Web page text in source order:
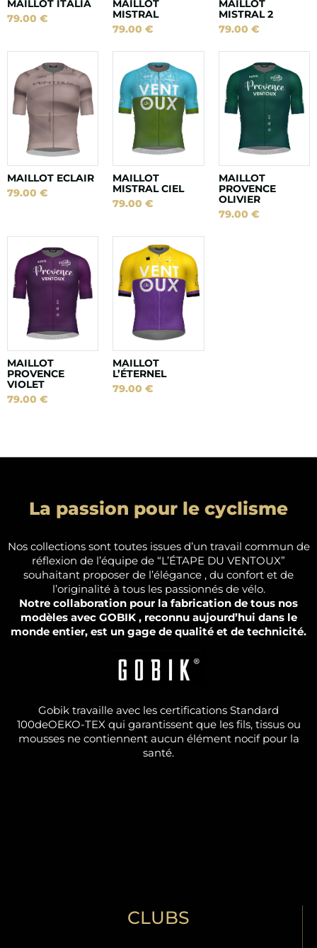
MAILLOT ITALIA
79.00 €
MAILLOT
MISTRAL
79.00€
MAILLOT
MISTRAL 2
79.00 €
MAILLOT ECLAIR
79.00 €
MAILLOT
MISTRAL CIEL
79.00€
MAILLOT
PROVENCE
OLIVIER
79.00 €
MAILLOT
PROVENCE
VIOLET
79.00 €
MAILLOT
L’ÉTERNEL
79.00€
La passion pour le cyclisme
Nos collections sont toutes issues d’un travail commun de
réflexion de l’équipe de “L’ÉTAPE DU VENTOUX”
souhaitant proposer de l’élégance , du confort et de
l’originalité à tous les passionnés de vélo.
Notre collaboration pour la fabrication de tous nos
modèles avec GOBIK , reconnu aujourd’hui dans le
monde entier, est un gage de qualité et de technicité.
Gobik travaille avec les certifications Standard
100deOEKO-TEX qui garantissent que les fils, tissus ou
mousses ne contiennent aucun élément nocif pour la
santé.
CLUBS